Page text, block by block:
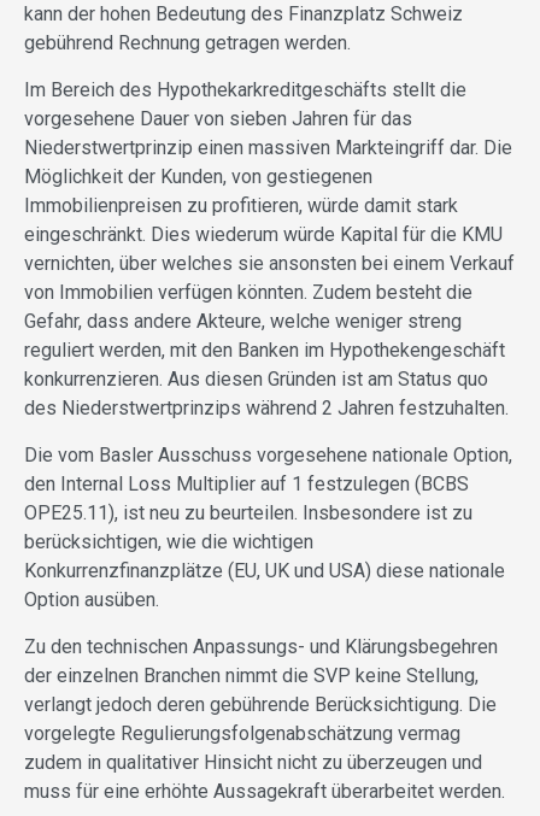
kann der hohen Bedeutung des Finanzplatz Schweiz
gebührend Rechnung getragen werden.
Im Bereich des Hypothekarkreditgeschäfts stellt die
vorgesehene Dauer von sieben Jahren für das
Niederstwertprinzip einen massiven Markteingriff dar. Die
Möglichkeit der Kunden, von gestiegenen
Immobilienpreisen zu profitieren, würde damit stark
eingeschränkt. Dies wiederum würde Kapital für die KMU
vernichten, über welches sie ansonsten bei einem Verkauf
von Immobilien verfügen könnten. Zudem besteht die
Gefahr, dass andere Akteure, welche weniger streng
reguliert werden, mit den Banken im Hypothekengeschäft
konkurrenzieren. Aus diesen Gründen ist am Status quo
des Niederstwertprinzips während 2 Jahren festzuhalten.
Die vom Basler Ausschuss vorgesehene nationale Option,
den Internal Loss Multiplier auf 1 festzulegen (BCBS
OPE25.11), ist neu zu beurteilen. Insbesondere ist zu
berücksichtigen, wie die wichtigen
Konkurrenzfinanzplätze (EU, UK und USA) diese nationale
Option ausüben.
Zu den technischen Anpassungs- und Klärungsbegehren
der einzelnen Branchen nimmt die SVP keine Stellung,
verlangt jedoch deren gebührende Berücksichtigung. Die
vorgelegte Regulierungsfolgenabschätzung vermag
zudem in qualitativer Hinsicht nicht zu überzeugen und
muss für eine erhöhte Aussagekraft überarbeitet werden.